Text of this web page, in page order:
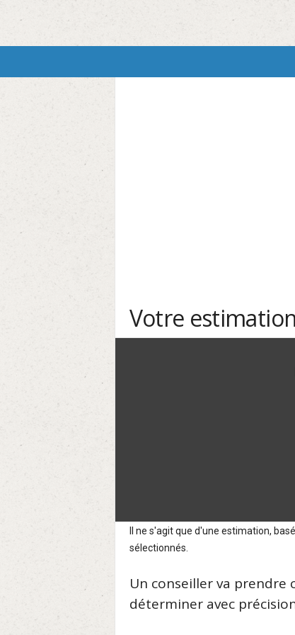
Votre
Il ne s'agit que d'une estimation,
sélectionnés.
Un conseiller va prendre
déterminer avec